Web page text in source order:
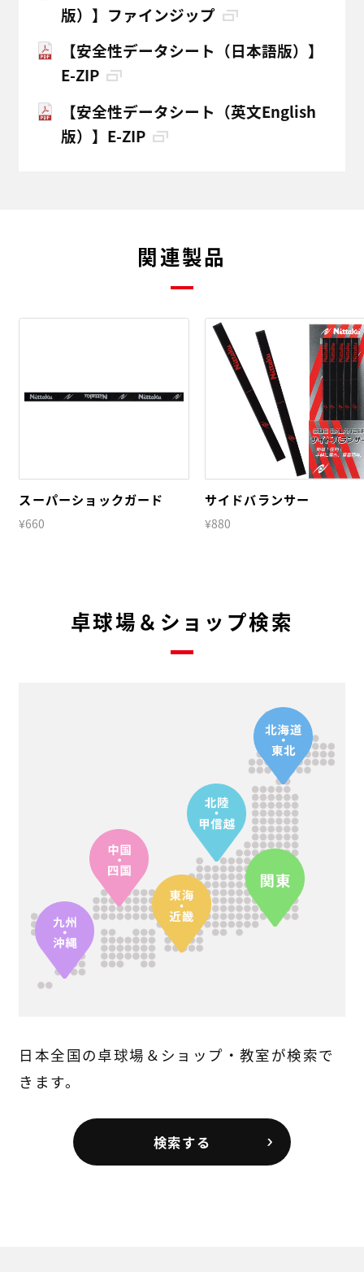
版）】ファインジップ
【安全性データシート（日本語版）】
E-ZIP
【安全性データシート（英文English
版）】E-ZIP
関連製品
スーパーショックガード
¥660
サイドバランサー
¥880
卓球場＆ショップ検索
日本全国の卓球場＆ショップ・教室が検索で
きます。
検索する